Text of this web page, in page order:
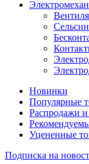
Новинки
Популярные
Распродажи
Уцененные
Подписка на